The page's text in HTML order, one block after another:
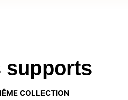
supports
COLLECTION